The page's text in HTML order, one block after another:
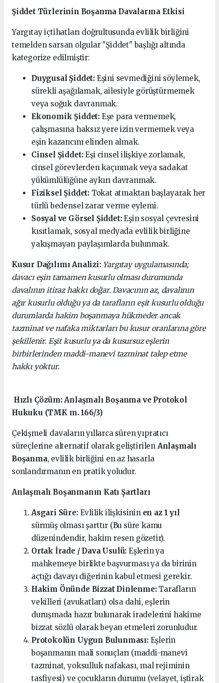
Şiddet Türlerinin Boşanma Davalarına Etkisi
Yargıtay içtihatları doğrultusunda evlilik birliğini
temelden sarsan olgular "Şiddet" başlığı altında
kategorize edilmiştir:
Duygusal Şiddet:Eşini sevmediğini söylemek,
sürekli aşağılamak, ailesiyle görüştürmemek
veya soğuk davranmak.
Ekonomik Şiddet:Eşe para vermemek,
çalışmasına haksız yere izin vermemek veya
eşin kazancını elinden almak.
Cinsel Şiddet:Eşi cinsel ilişkiye zorlamak,
cinsel görevlerden kaçınmak veya sadakat
yükümlülüğüne aykırı davranmak.
Fiziksel Şiddet:Tokat atmaktan başlayarak her
türlü bedensel zarar verme eylemi.
Sosyal ve Görsel Şiddet:Eşin sosyal çevresini
kısıtlamak, sosyal medyada evlilik birliğine
yakışmayan paylaşımlarda bulunmak.
Kusur Dağılımı Analizi: Yargıtay uygulamasında;
davacı eşin tamamen kusurlu olması durumunda
davalının itiraz hakkı doğar. Davacının az, davalının
ağır kusurlu olduğu ya da tarafların eşit kusurlu olduğu
durumlarda hakim boşanmaya hükmeder ancak
tazminat ve nafaka miktarları bu kusur oranlarına göre
şekillenir. Eşit kusurlu ya da kusursuz eşlerin
birbirlerinden maddi-manevi tazminat talep etme
hakkı yoktur.
Hızlı Çözüm: Anlaşmalı Boşanma ve Protokol
Hukuku (TMK m. 166/3)
Çekişmeli davaların yıllarca süren yıpratıcı
süreçlerine alternatif olarak geliştirilen Anlaşmalı
Boşanma, evlilik birliğini en az hasarla
sonlandırmanın en pratik yoludur.
Anlaşmalı Boşanmanın Katı Şartları
Asgari Süre:Evlilik ilişkisinin en az 1 yıl
sürmüş olması şarttır (Bu süre kamu
düzenindendir, hakim resen gözetir).
Ortak İrade / Dava Usulü: Eşlerin ya
mahkemeye birlikte başvurması ya da birinin
açtığı davayı diğerinin kabul etmesi gerekir.
Hakim Önünde Bizzat Dinlenme:Tarafların
vekilleri (avukatları) olsa dahi, eşlerin
duruşmada hazır bulunarak iradelerini hakime
bizzat sözlü olarak beyan etmeleri zorunludur.
Protokolün Uygun Bulunması:Eşlerin
boşanmanın mali sonuçları (maddi-manevi
tazminat, yoksulluk nafakası, mal rejiminin
tasfiyesi) ve çocukların durumu (velayet, iştirak